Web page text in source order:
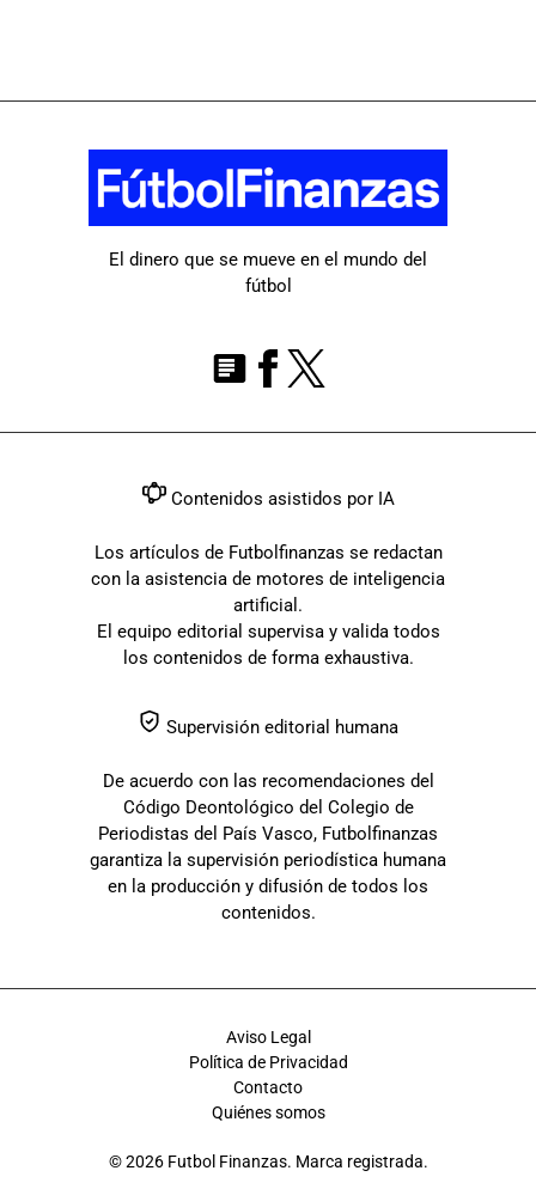
El dinero que se mueve en el mundo del
fútbol
Contenidos asistidos por IA
Los artículos de Futbolfinanzas se redactan
con la asistencia de motores de inteligencia
artificial.
El equipo editorial supervisa y valida todos
los contenidos de forma exhaustiva.
Supervisión editorial humana
De acuerdo con las recomendaciones del
Código Deontológico del Colegio de
Periodistas del País Vasco, Futbolfinanzas
garantiza la supervisión periodística humana
en la producción y difusión de todos los
contenidos.
Aviso Legal
Política de Privacidad
Contacto
Quiénes somos
© 2026 Futbol Finanzas. Marca registrada.